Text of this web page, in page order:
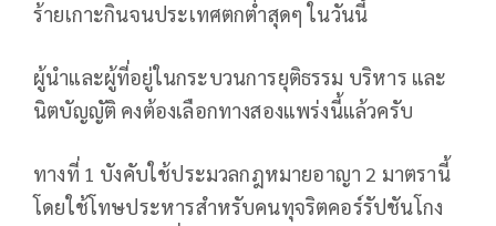
ร้ายเกาะกินจนประเทศตกต่ำสุดๆ ในวันนี้
ผู้นำและผู้ที่อยู่ในกระบวนการยุติธรรม บริหาร และ
นิตบัญญัติ คงต้องเลือกทางสองแพร่งนี้แล้วครับ
ทางที่ 1 บังคับใช้ประมวลกฎหมายอาญา 2 มาตรานี้
โดยใช้โทษประหารสำหรับคนทุจริตคอร์รัปชันโกง